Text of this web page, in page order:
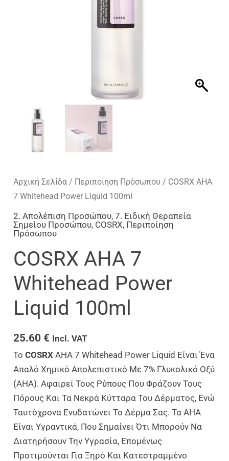
Αρχική Σελίδα / Περιποίηση Πρόσωπου / COSRX AHA
7 Whitehead Power Liquid 100ml
2. Απολέπιση Προσώπου,7. Ειδική Θεραπεία
Σημείου Προσώπου, COSRX, Περιποίηση
Πρόσωπου
COSRX AHA 7
Whitehead Power
Liquid 100ml
25.60 € Incl. VAT
ΤοCOSRX AHA 7 Whitehead Power Liquid Είναι Ένα
Απαλό Χημικό Απολεπιστικό Με 7% Γλυκολικό Οξύ
(AHA). Αφαιρεί Τους Ρύπους Που Φράζουν Τους
Πόρους Και Τα Νεκρά Κύτταρα Του Δέρματος, Ενώ
Ταυτόχρονα Ενυδατώνει Το Δέρμα Σας. Τα AHA
Είναι Υγραντικά, Που Σημαίνει Ότι Μπορούν Να
Διατηρήσουν Την Υγρασία, Επομένως
Προτιμούνται Για Ξηρό Και Κατεστραμμένο